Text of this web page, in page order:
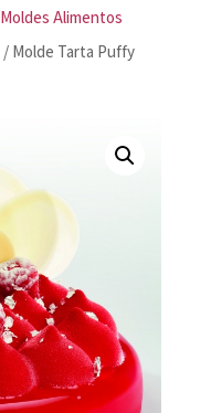
Moldes Alimentos
/ Molde Tarta Puffy